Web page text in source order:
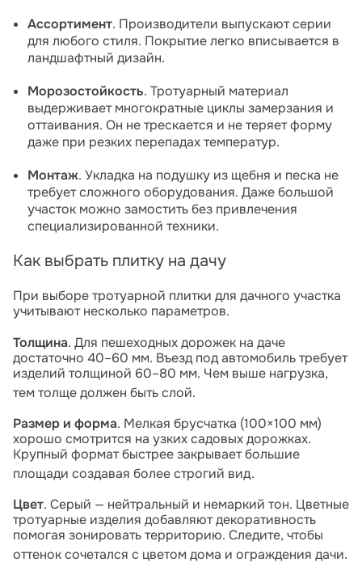
Ассортимент. Производители выпускают серии
для любого стиля. Покрытие легко вписывается в
ландшафтный дизайн.
Морозостойкость. Тротуарный материал
выдерживает многократные циклы замерзания и
оттаивания. Он не трескается и не теряет форму
даже при резких перепадах температур.
Монтаж. Укладка на подушку из щебня и песка не
требует сложного оборудования. Даже большой
участок можно замостить без привлечения
специализированной техники.
Как выбрать плитку на дачу
При выборе тротуарной плитки для дачного участка
учитывают несколько параметров.
Толщина. Для пешеходных дорожек на даче
достаточно 40–60 мм. Въезд под автомобиль требует
изделий толщиной 60–80 мм. Чем выше нагрузка,
тем толще должен быть слой.
Размер и форма. Мелкая брусчатка (100×100 мм)
хорошо смотрится на узких садовых дорожках.
Крупный формат быстрее закрывает большие
площади создавая более строгий вид.
Цвет. Серый — нейтральный и немаркий тон. Цветные
тротуарные изделия добавляют декоративность
помогая зонировать территорию. Следите, чтобы
оттенок сочетался с цветом дома и ограждения дачи.